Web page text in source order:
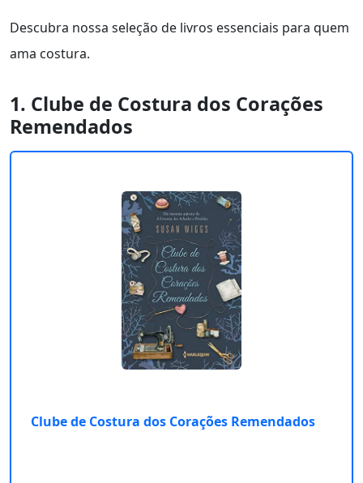
Descubra nossa seleção de livros essenciais para quem
ama costura.
1. Clube de Costura dos Corações
Remendados
Clube de Costura dos Corações Remendados